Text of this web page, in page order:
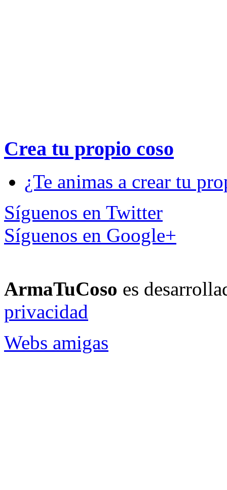
Crea tu propio coso
¿Te animas a crear tu
Síguenos en Twitter
Síguenos en Google+
ArmaTuCoso es
privacidad
Webs amigas